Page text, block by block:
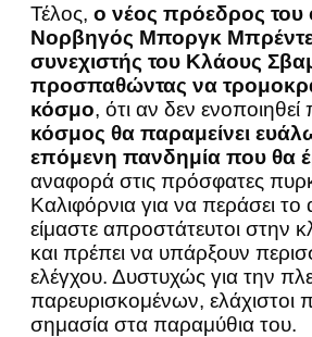
Τέλος, ο νέος πρόεδρος
Νορβηγός Μποργκ
συνεχιστής του Κλάους
προσπαθώντας να
κόσμο, ότι αν δεν ενοποιηθεί
κόσμος θα παραμείνει
επόμενη πανδημία που θα
αναφορά στις πρόσφατες
Καλιφόρνια για να περάσει το
είμαστε απροστάτευτοι στην
και πρέπει να υπάρξουν
ελέγχου. Δυστυχώς για την
παρευρισκομένων, ελάχιστοι
σημασία στα παραμύθια του.